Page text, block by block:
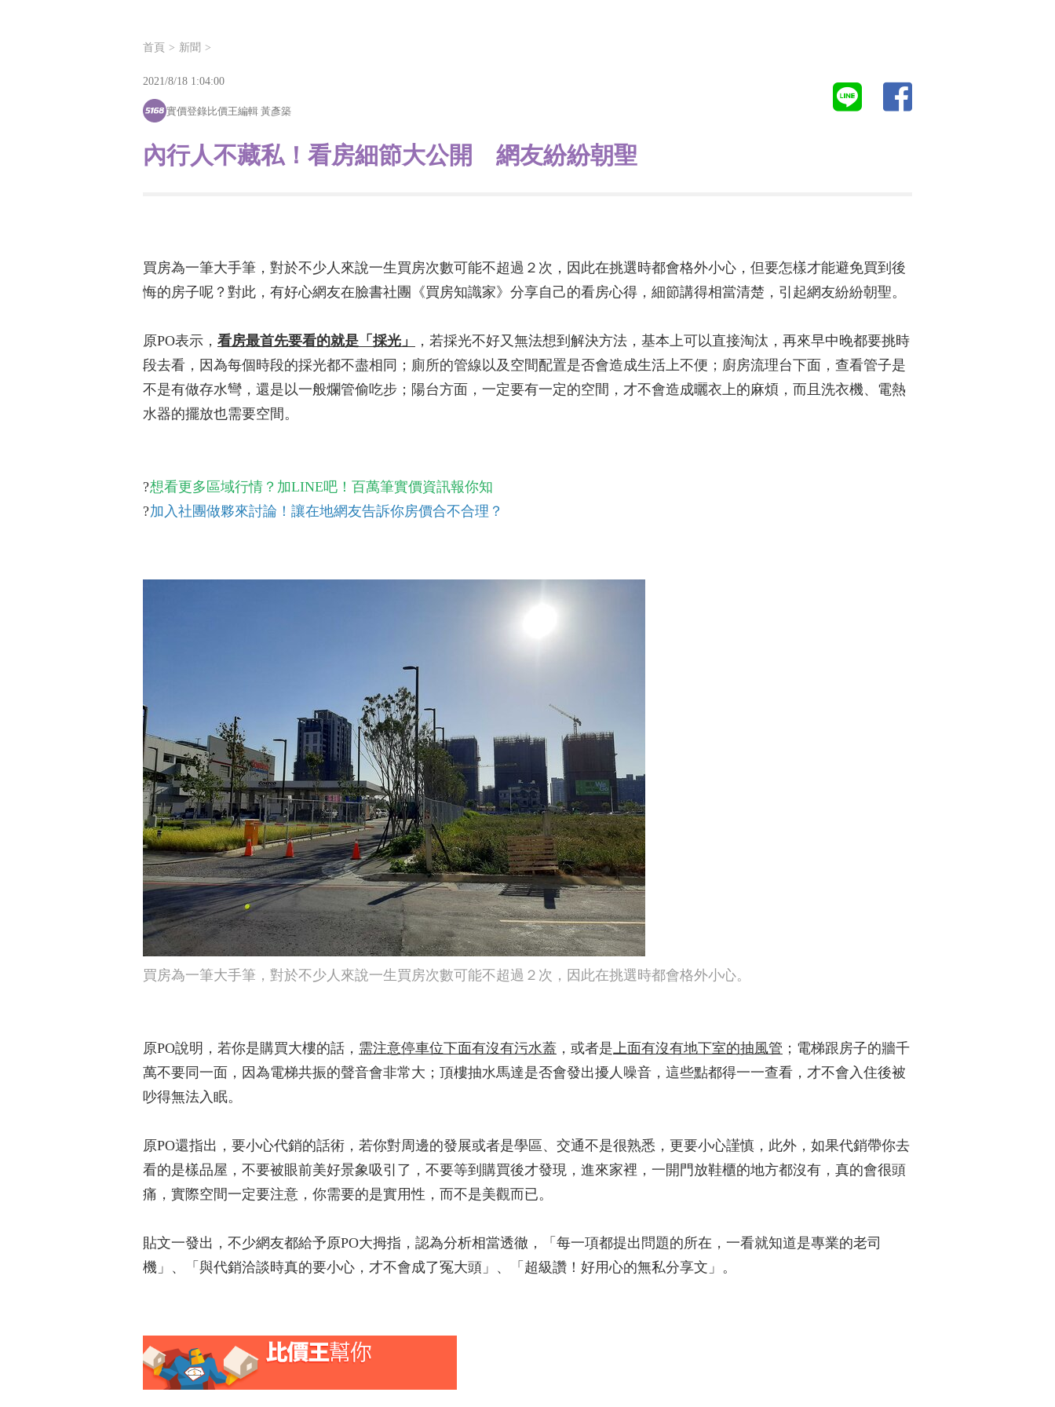
首頁 新聞
內行人不藏私！看房細節大公開 網友紛紛朝聖
2021/8/18 1:04:00
實價登錄比價王編輯 黃彥築
買房為一筆大手筆，對於不少人來說一生買房次數可能不超過２次，因此在挑選時都會格外小心，但要怎樣才能避免買到後
悔的房子呢？對此，有好心網友在臉書社團《買房知識家》分享自己的看房心得，細節講得相當清楚，引起網友紛紛朝聖。
原PO表示， 看房最首先要看的就是「採光」
，若採光不好又無法想到解決方法，基本上可以直接淘汰，再來早中晚都要挑時
段去看，因為每個時段的採光都不盡相同；廁所的管線以及空間配置是否會造成生活上不便；廚房流理台下面，查看管子是
不是有做存水彎，還是以一般爛管偷吃步；陽台方面，一定要有一定的空間，才不會造成曬衣上的麻煩，而且洗衣機、電熱
水器的擺放也需要空間。
?想看更多區域行情？加LINE吧！百萬筆實價資訊報你知
?加入社團做夥來討論！讓在地網友告訴你房價合不合理？
買房為一筆大手筆，對於不少人來說一生買房次數可能不超過２次，因此在挑選時都會格外小心。
原PO說明，若你是購買大樓的話， 需注意停車位下面有沒有污水蓋 ，或者是上面有沒有地下室的抽風管 ；電梯跟房子的牆千
萬不要同一面，因為電梯共振的聲音會非常大；頂樓抽水馬達是否會發出擾人噪音，這些點都得一一查看，才不會入住後被
吵得無法入眠。
原PO還指出，要小心代銷的話術，若你對周邊的發展或者是學區、交通不是很熟悉，更要小心謹慎，此外，如果代銷帶你去
看的是樣品屋，不要被眼前美好景象吸引了，不要等到購買後才發現，進來家裡，一開門放鞋櫃的地方都沒有，真的會很頭
痛，實際空間一定要注意，你需要的是實用性，而不是美觀而已。
貼文一發出，不少網友都給予原PO大拇指，認為分析相當透徹，「每一項都提出問題的所在，一看就知道是專業的老司
機」、「與代銷洽談時真的要小心，才不會成了冤大頭」、「超級讚！好用心的無私分享文」。